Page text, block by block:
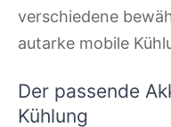
verschiedene
autarke mobile
Der passende
Kühlung